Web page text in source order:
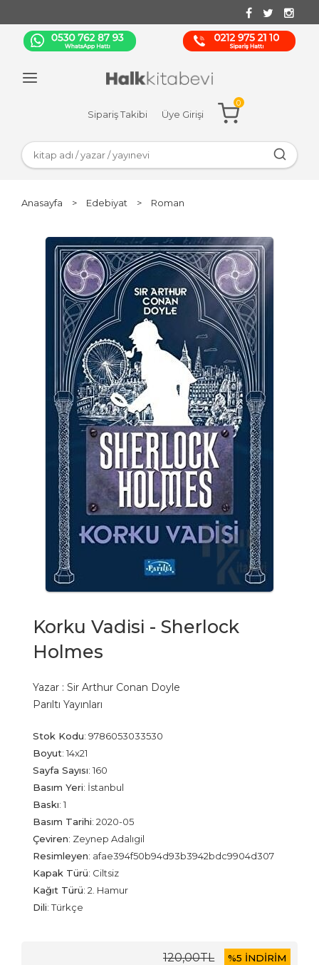
Sipariş Takibi Üye Girişi
0
Anasayfa > Edebiyat > Roman
Korku Vadisi - Sherlock
Holmes
Yazar : Sir Arthur Conan Doyle
Parıltı Yayınları
Stok Kodu: 9786053033530
Boyut: 14x21
Sayfa Sayısı: 160
Basım Yeri: İstanbul
Baskı: 1
Basım Tarihi: 2020-05
Çeviren: Zeynep Adalıgil
Resimleyen: afae394f50b94d93b3942bdc9904d307
Kapak Türü: Ciltsiz
Kağıt Türü: 2. Hamur
Dili:Türkçe
120,00TL %5 İNDİRİM